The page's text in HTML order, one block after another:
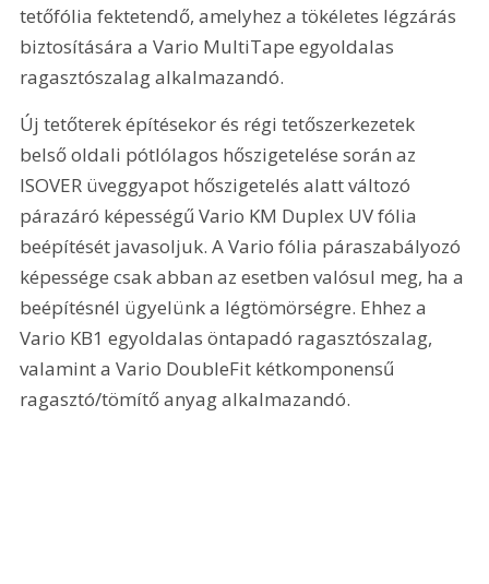
tetőfólia fektetendő, amelyhez a tökéletes légzárás
biztosítására a Vario MultiTape egyoldalas
ragasztószalag alkalmazandó.
Új tetőterek építésekor és régi tetőszerkezetek
belső oldali pótlólagos hőszigetelése során az
ISOVER üveggyapot hőszigetelés alatt változó
párazáró képességű Vario KM Duplex UV fólia
beépítését javasoljuk. A Vario fólia páraszabályozó
képessége csak abban az esetben valósul meg, ha a
beépítésnél ügyelünk a légtömörségre. Ehhez a
Vario KB1 egyoldalas öntapadó ragasztószalag,
valamint a Vario DoubleFit kétkomponensű
ragasztó/tömítő anyag alkalmazandó.